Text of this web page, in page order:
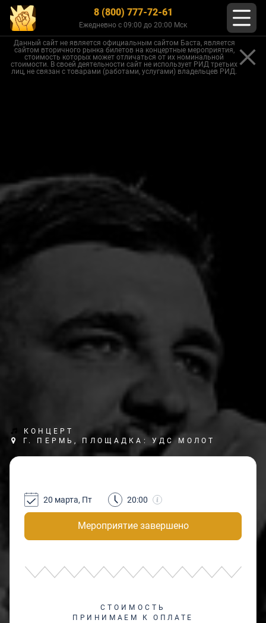
8 (800) 777-72-61
Ежедневно с 09:00 до 20:00 Мск
Данный сайт не является официальным сайтом Баста, является
сайтом вторичного рынка билетов на концертные мероприятия,
стоимость которых может отличаться от их номинальной
стоимости. В своей деятельности сайт не использует РИД третьих
лиц, не связан с товарами (работами, услугами) владельцев РИД.
КОНЦЕРТ
Г. ПЕРМЬ, ПЛОЩАДКА: УДС МОЛОТ
Мероприятие завершено
20 марта, Пт 20:00
СТОИМОСТЬ
ПРИНИМАЕМ К ОПЛАТЕ